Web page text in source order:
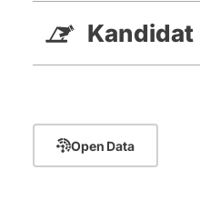
Kandidat
Open Data